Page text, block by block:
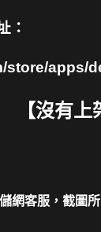
：
store/apps/
【沒有
網客服，截圖